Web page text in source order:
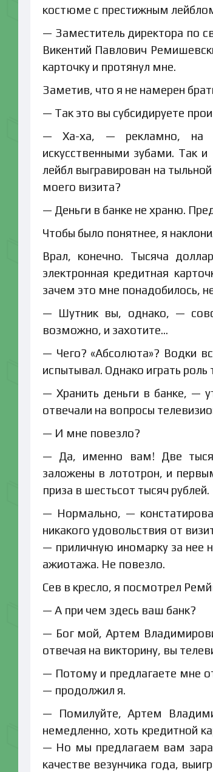
костюме с престижным
— Заместитель директора по
Викентий Павлович
карточку и протянул мне.
Заметив, что я не намерен
— Так это вы субсидируете
— Ха-ха, — рекламно, на
искусственными зубами. Так
лейбл выгравирован на
моего визита?
— Деньги в банке не храню.
Чтобы было понятнее, я
Врал, конечно. Тысяча
электронная кредитная
зачем это мне понадобилось,
— Шутник вы, однако, —
возможно, и захотите…
— Чего? «Абсолюта»? Водки
испытывал. Однако играть роль
— Хранить деньги в банке, —
отвечали на вопросы
— И мне повезло?
— Да, именно вам! Две
заложены в лототрон, и
приза в шестьсот тысяч рублей.
— Нормально, —
никакого удовольствия от
— приличную иномарку за нее
ажиотажа. Не повезло.
Сев в кресло, я посмотрел
— А при чем здесь ваш банк?
— Бог мой, Артем
отвечая на викторину, вы
— Потому и предлагаете мне
— продолжил я.
— Помилуйте, Артем
немедленно, хоть кредитной
— Но мы предлагаем вам
качестве везунчика года,